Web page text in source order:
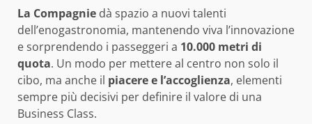
La Compagnie dà spazio a nuovi talenti
dell’enogastronomia, mantenendo viva l’innovazione
e sorprendendo i passeggeri a 10.000 metri di
quota. Un modo per mettere al centro non solo il
cibo, ma anche il piacere e l’accoglienza, elementi
sempre più decisivi per definire il valore di una
Business Class.